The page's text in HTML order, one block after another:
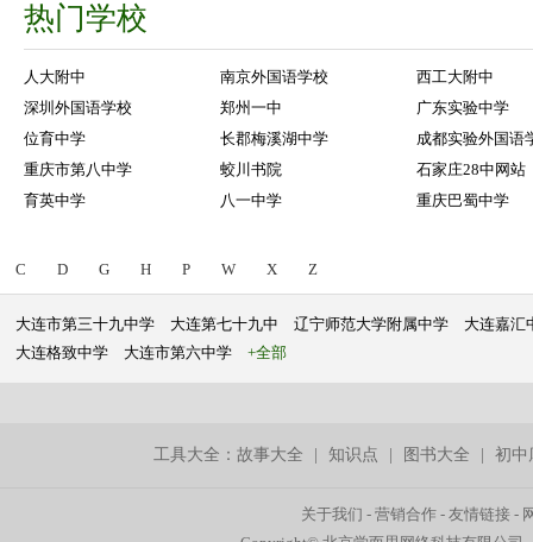
热门学校
人大附中 南京外国语学校
西工大附中
深圳外国语学校
郑州一中
广东实验中学
位育中学
长郡梅溪湖中学
成都实验外国语
重庆市第八中学
蛟川书院
石家庄28中网站
育英中学
八一中学 重庆巴蜀中学
C D G H P W X Z
大连市第三十九中学 大连第七十九中 辽宁师范大学附属中学
大连嘉汇
大连格致中学
大连市第六中学 +全部
工具大全：故事大全 |知识点 图书大全 |初中
关于我们 -营销合作 -友情链接 -